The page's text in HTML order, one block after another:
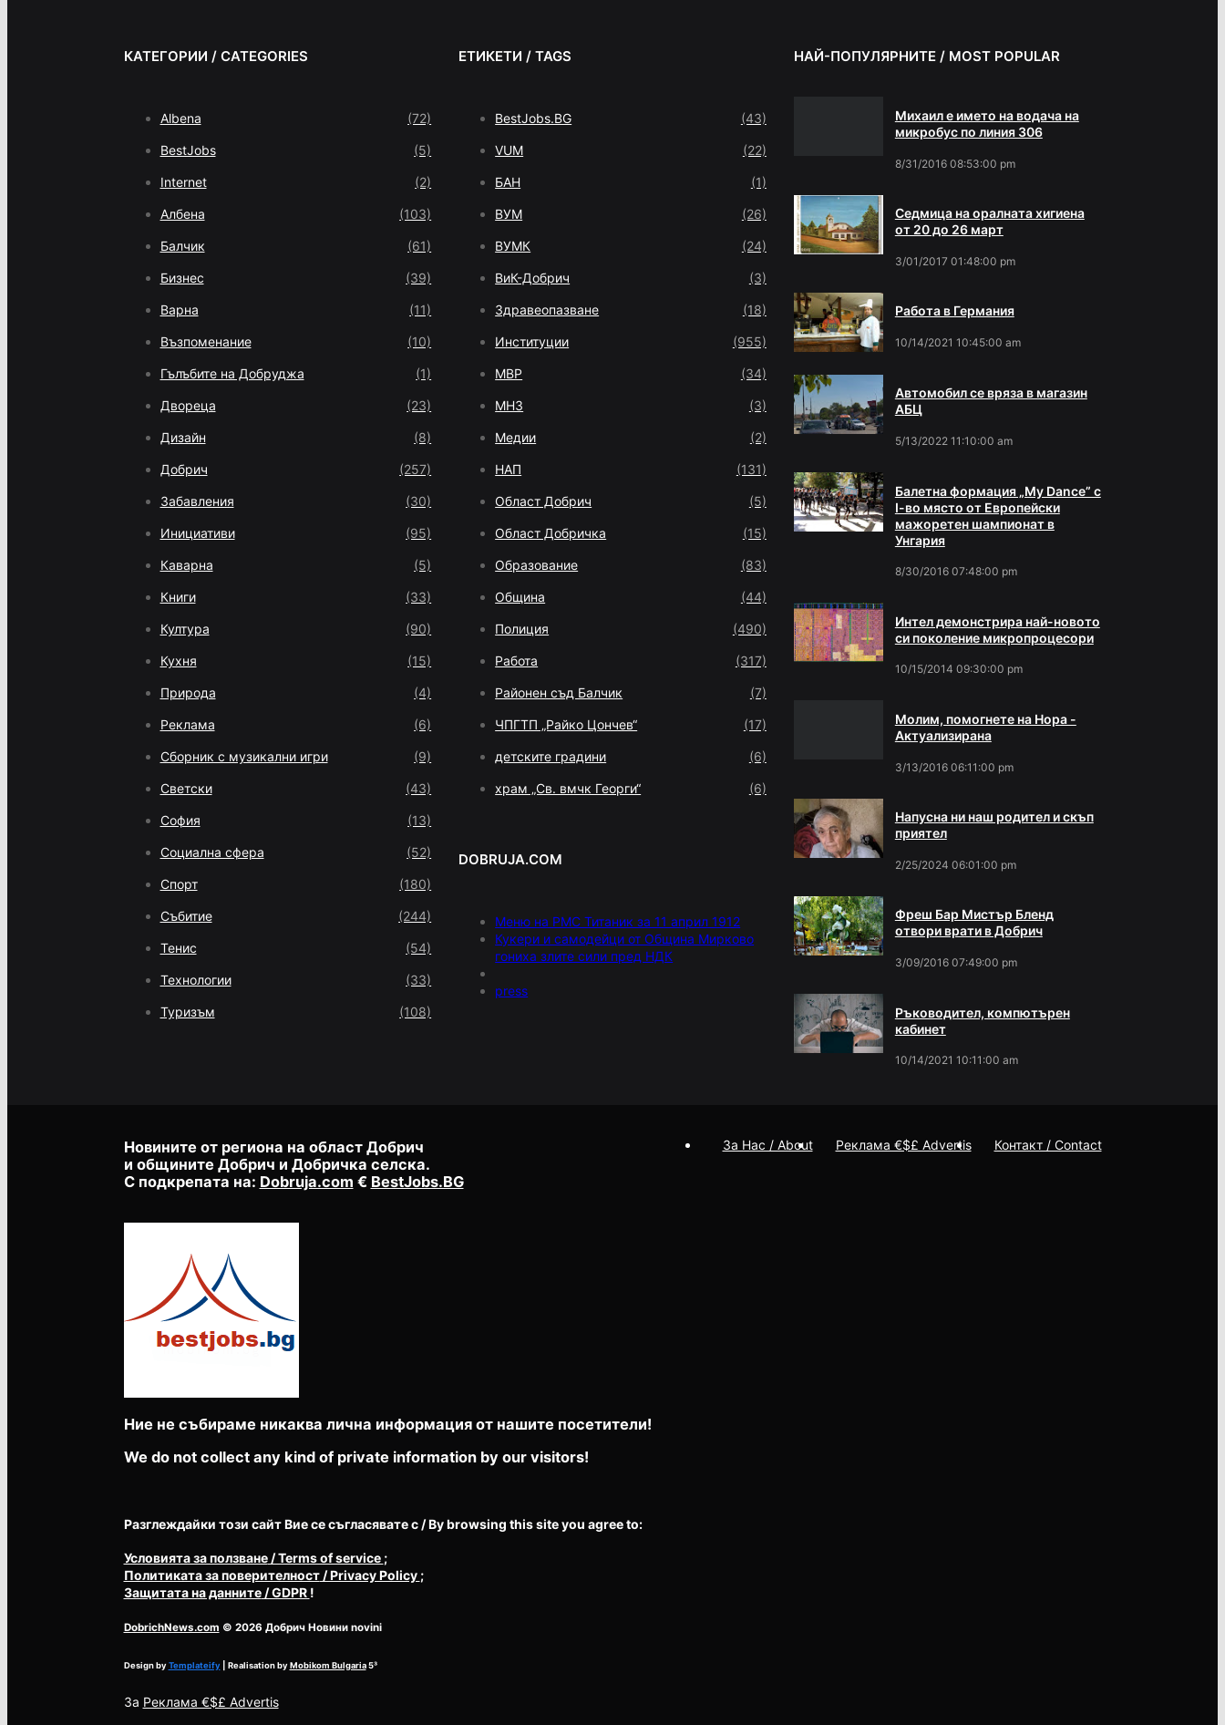
КАТЕГОРИИ / CATEGORIES
Albena (72)
BestJobs (5)
Internet (2)
Албена (103)
Балчик (61)
Бизнес (39)
Варна (11)
Възпоменание (10)
Гълъбите на Добруджа (1)
Двореца (23)
Дизайн (8)
Добрич (257)
Забавления (30)
Инициативи (95)
Каварна (5)
Книги (33)
Култура (90)
Кухня (15)
Природа (4)
Реклама (6)
Сборник с музикални игри (9)
Светски (43)
София (13)
Социална сфера (52)
Спорт (180)
Събитие (244)
Тенис (54)
Технологии (33)
Туризъм (108)
ЕТИКЕТИ / TAGS
BestJobs.BG (43)
VUM (22)
БАН (1)
ВУМ (26)
ВУМК (24)
ВиК-Добрич (3)
Здравеопазване (18)
Институции (955)
МВР (34)
МНЗ (3)
Медии (2)
НАП (131)
Област Добрич (5)
Област Добричка (15)
Образование (83)
Община (44)
Полиция (490)
Работа (317)
Районен съд Балчик (7)
ЧПГТП „Райко Цончев“ (17)
детските градини (6)
храм „Св. вмчк Георги“ (6)
DOBRUJA.COM
Меню на РМС Титаник за 11 април 1912
Кукери и самодейци от Община Мирково
гониха злите сили пред НДК
press
НАЙ-ПОПУЛЯРНИТЕ / MOST POPULAR
Михаил е името на водача на
микробус по линия 306
8/31/2016 08:53:00 pm
Седмица на оралната хигиена
от 20 до 26 март
3/01/2017 01:48:00 pm
Работа в Германия
10/14/2021 10:45:00 am
Автомобил се вряза в магазин
АБЦ
5/13/2022 11:10:00 am
Балетна формация „My Dance” с
І-во място от Европейски
мажоретен шампионат в
Унгария
8/30/2016 07:48:00 pm
Интел демонстрира най-новото
си поколение микропроцесори
10/15/2014 09:30:00 pm
Молим, помогнете на Нора -
Актуализирана
3/13/2016 06:11:00 pm
Напусна ни наш родител и скъп
приятел
2/25/2024 06:01:00 pm
Фреш Бар Мистър Бленд
отвори врати в Добрич
3/09/2016 07:49:00 pm
Ръководител, компютърен
кабинет
10/14/2021 10:11:00 am
Новините от региона на област Добрич
и общините Добрич и Добричка селска.
С подкрепата на: Dobruja.com € BestJobs.BG
Ние не събираме никаква лична информация от нашите посетители!
We do not collect any kind of private information by our visitors!
Разглеждайки този сайт Вие се съгласявате с / By browsing this site you agree to:
Условията за ползване/ Terms of service ;
Политиката за поверителност/ Privacy Policy ;
Защитата на данните/ GDPR !
DobrichNews.com © 2026 Добрич Новини novini
Design byTemplateify| Realisation byMobikom Bulgaria5³
За Реклама €$£ Advertis
За Нас / About Реклама €$£ Advertis Контакт / Contact